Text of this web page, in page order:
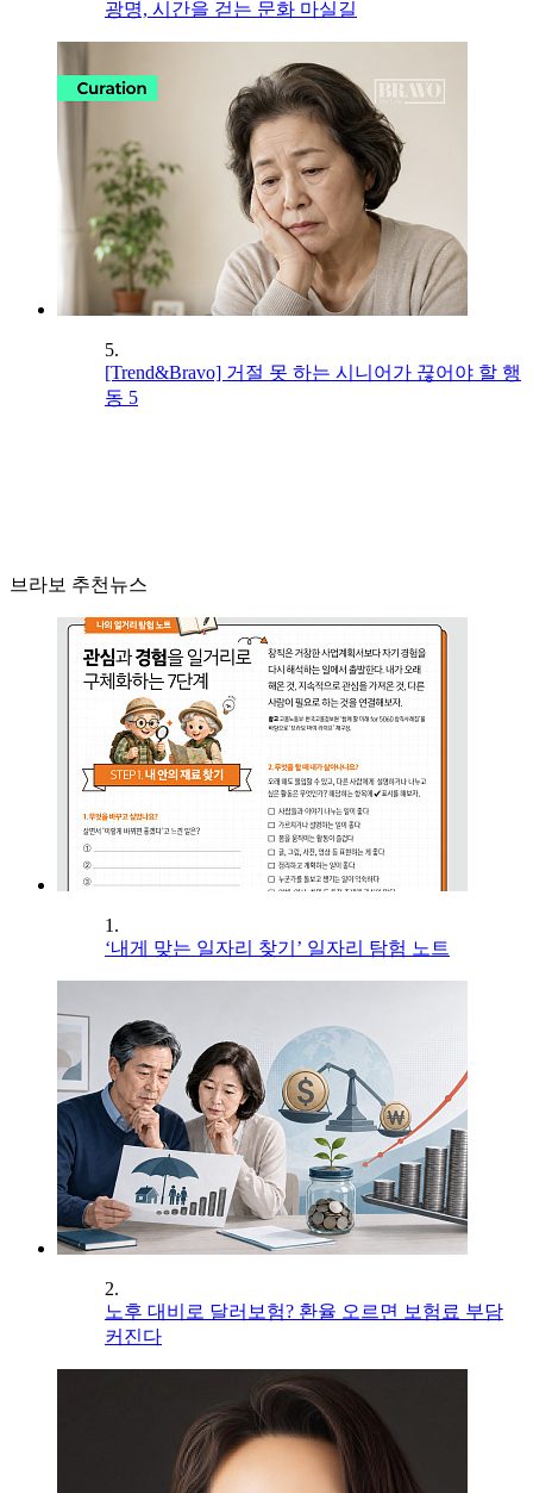
광명, 시간을 걷는 문화 마실길
5.
[Trend&Bravo] 거절 못 하는 시니어가 끊어야 할 행
동 5
브라보 추천뉴스
1.
‘내게 맞는 일자리 찾기’ 일자리 탐험 노트
2.
노후 대비로 달러보험? 환율 오르면 보험료 부담
커진다